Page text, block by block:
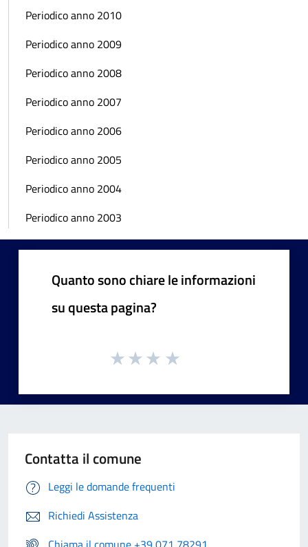
Periodico anno 2010
Periodico anno 2009
Periodico anno 2008
Periodico anno 2007
Periodico anno 2006
Periodico anno 2005
Periodico anno 2004
Periodico anno 2003
Quanto sono chiare le informazioni
su questa pagina?
Contatta il comune
Leggi le domande frequenti
Richiedi Assistenza